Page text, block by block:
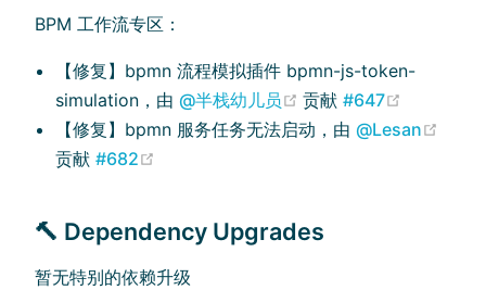
BPM 工作流专区：
【修复】bpmn 流程模拟插件 bpmn-js-token-
simulation，由@半栈幼儿员 (opens new window)
贡献#647
【修复】bpmn 服务任务无法启动，由@Lesan
贡献#682
🔨 Dependency Upgrades
暂无特别的依赖升级